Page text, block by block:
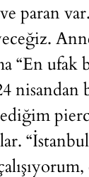
paran
“En
nisandan